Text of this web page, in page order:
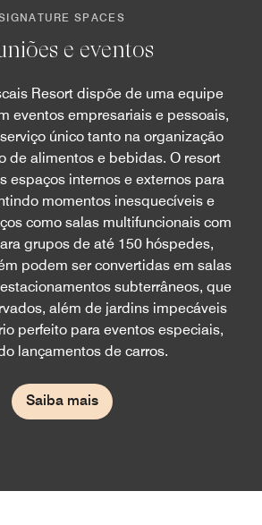
SPACES
e eventos
Resort dispõe de uma equipe
eventos empresariais e pessoais,
único tanto na organização
de alimentos e bebidas. O resort
espaços internos e externos para
momentos inesquecíveis e
como salas multifuncionais com
grupos de até 150 hóspedes,
podem ser convertidas em salas
subterrâneos, que
além de jardins impecáveis
perfeito para eventos especiais,
lançamentos de carros.
Saiba mais